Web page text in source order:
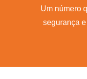
Um número
segurança